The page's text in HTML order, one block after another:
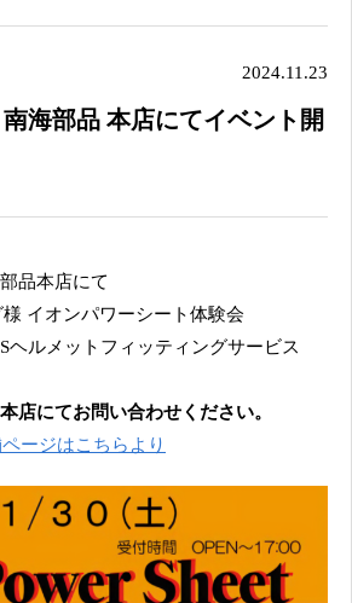
2024.11.23
海部品 本店にてイベント開
品本店にて
イオンパワーシート体験会
ヘルメットフィッティングサービス
店にてお問い合わせください。
ージはこちらより